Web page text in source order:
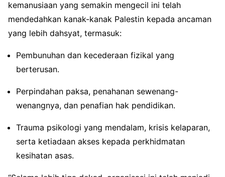
kemanusiaan yang semakin mengecil ini telah
mendedahkan kanak-kanak Palestin kepada ancaman
yang lebih dahsyat, termasuk:
Pembunuhan dan kecederaan fizikal yang
berterusan.
Perpindahan paksa, penahanan sewenang-
wenangnya, dan penafian hak pendidikan.
Trauma psikologi yang mendalam, krisis kelaparan,
serta ketiadaan akses kepada perkhidmatan
kesihatan asas.